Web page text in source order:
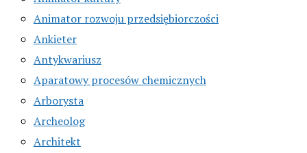
Animator rozwoju przedsiębiorczości
Ankieter
Antykwariusz
Aparatowy procesów chemicznych
Arborysta
Archeolog
Architekt